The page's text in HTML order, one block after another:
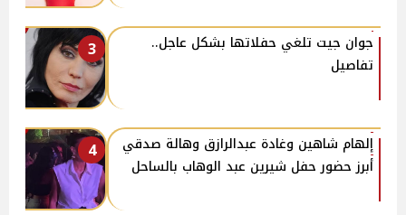
3
جوان جيت تلغي حفلاتها بشكل عاجل..
تفاصيل
4
إلهام شاهين وغادة عبدالرازق وهالة صدقي
أبرز حضور حفل شيرين عبد الوهاب بالساحل